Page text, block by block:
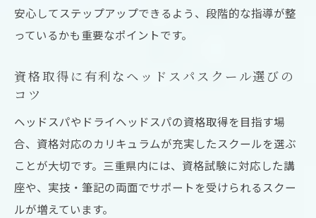
安心してステップアップできるよう、段階的な指導が整
っているかも重要なポイントです。
資格取得に有利なヘッドスパスクール選びの
コツ
ヘッドスパやドライヘッドスパの資格取得を目指す場
合、資格対応のカリキュラムが充実したスクールを選ぶ
ことが大切です。三重県内には、資格試験に対応した講
座や、実技・筆記の両面でサポートを受けられるスクー
ルが増えています。